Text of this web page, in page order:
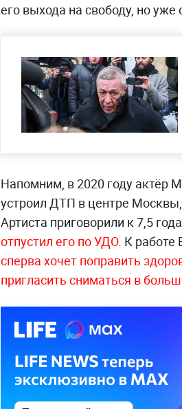
его выхода на свободу, но уже
Напомним, в 2020 году актёр
устроил ДТП в центре
Артиста приговорили к 7,5
отпустил его по УДО. К работе
сперва хочет поправить
пригласить сниматься в